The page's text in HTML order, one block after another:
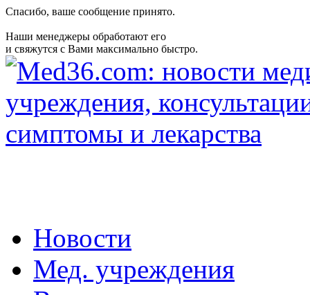
Спасибо, ваше сообщение принято.
Наши менеджеры обработают его
и свяжутся с Вами максимально быстро.
Новости
Мед. учреждения